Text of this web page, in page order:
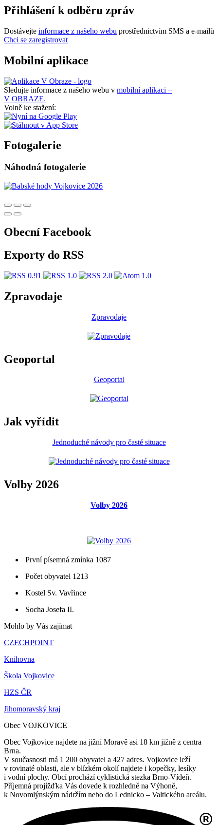
Přihlášení k odběru zpráv
Dostávejte informace z našeho webu prostřednictvím SMS a e-mailů
Chci se zaregistrovat
Mobilní aplikace
Sledujte informace z našeho webu v mobilní aplikaci –
V OBRAZE.
Volně ke stažení:
Fotogalerie
Náhodná fotogalerie
Obecní Facebook
Exporty do RSS
Zpravodaje
Zpravodaje
Geoportal
Geoportal
Jak vyřídit
Jednoduché návody pro časté situace
Volby 2026
Volby 2026
První písemná zmínka 1087
Počet obyvatel 1213
Kostel Sv. Vavřince
Socha Josefa II.
Mohlo by Vás zajímat
CZECHPOINT
Knihovna
Škola Vojkovice
HZS ČR
Jihomoravský kraj
Obec VOJKOVICE
Obec Vojkovice najdete na jižní Moravě asi 18 km jižně z centra
Brna.
V současnosti má 1 200 obyvatel a 427 adres. Vojkovice leží
v rovinaté oblasti, ale v blízkém okolí najdete i kopečky, lesíky
i vodní plochy. Obcí prochází cyklistická stezka Brno-Vídeň.
Příjemná projížďka Vás dovede k rozhledně na Výhoně,
k Novomlýnským nádržím nebo do Lednicko – Valtického areálu.